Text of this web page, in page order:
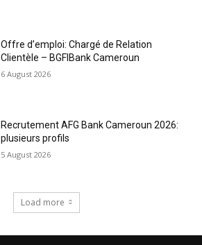
Offre d’emploi: Chargé de Relation
Clientèle – BGFIBank Cameroun
6 August 2026
Recrutement AFG Bank Cameroun 2026:
plusieurs profils
5 August 2026
Load more